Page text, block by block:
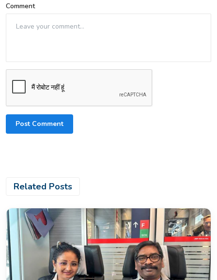
Comment
Post Comment
Related Posts